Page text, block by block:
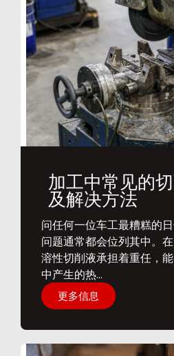
加工中常见的
及解决方法
问任何一位车工最糟糕的
问题通常都会位列其中。
溶性切削液承担着重任，
中产生的热...
更多信息